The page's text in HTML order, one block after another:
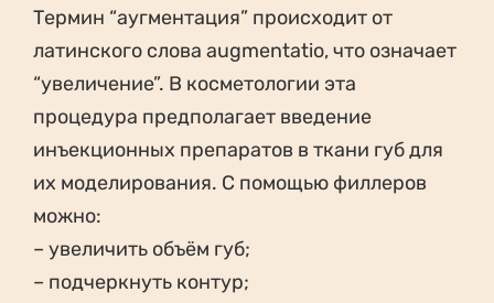
Термин “аугментация” происходит от
латинского слова augmentatio, что означает
“увеличение”. В косметологии эта
процедура предполагает введение
инъекционных препаратов в ткани губ для
их моделирования. С помощью филлеров
можно:
– увеличить объём губ;
– подчеркнуть контур;